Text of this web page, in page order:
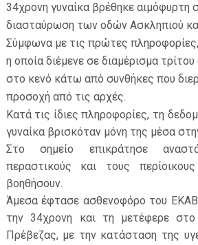
ΔΙΕΘΝΗ
ΕΦΗΜΕΡΙΔΑ Η ΠΑΡΓΑ
ΠΛΗΡΟΦΟΡΙΕΣ
34χρονη γυναίκα βρέθηκε
διασταύρωση των οδών Ασκληπιού
Σύμφωνα με τις πρώτες
η οποία διέμενε σε διαμέρισμα
στο κενό κάτω από συνθήκες που
προσοχή από τις αρχές.
Κατά τις ίδιες πληροφορίες, τη
γυναίκα βρισκόταν μόνη της μέσα
Στο σημείο επικράτησε
περαστικούς και τους
βοηθήσουν.
Άμεσα έφτασε ασθενοφόρο του
την 34χρονη και τη μετέφερε στο
Πρέβεζας, με την κατάσταση της